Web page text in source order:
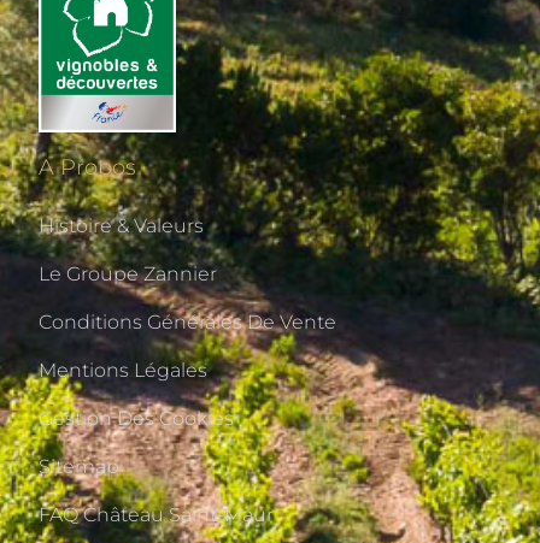
A Propos
Histoire & Valeurs
Le Groupe Zannier
Conditions Générales De Vente
Mentions Légales
Gestion Des Cookies
Sitemap
FAQ Château Saint-Maur